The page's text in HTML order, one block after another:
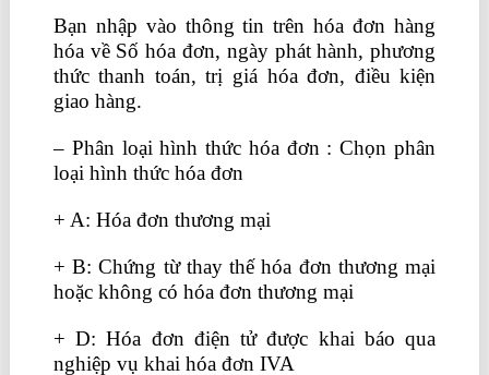
Bạn nhập vào thông tin trên hóa đơn hàng
hóa về Số hóa đơn, ngày phát hành, phương
thức thanh toán, trị giá hóa đơn, điều kiện
giao hàng.
– Phân loại hình thức hóa đơn : Chọn phân
loại hình thức hóa đơn
+ A: Hóa đơn thương mại
+ B: Chứng từ thay thế hóa đơn thương mại
hoặc không có hóa đơn thương mại
+ D: Hóa đơn điện tử được khai báo qua
nghiệp vụ khai hóa đơn IVA